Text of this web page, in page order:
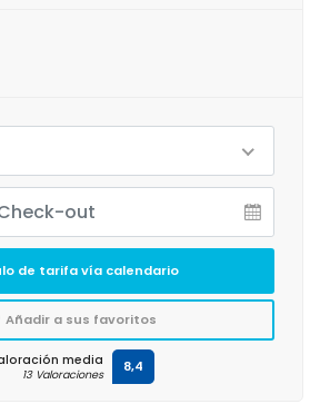
de tarifa vía calendario
Añadir a sus favoritos
media
13 Valoraciones 8,4